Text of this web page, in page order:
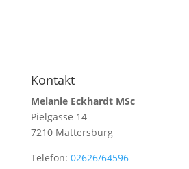
Kontakt
Melanie Eckhardt MSc
Pielgasse 14
7210 Mattersburg
Telefon: 02626/64596